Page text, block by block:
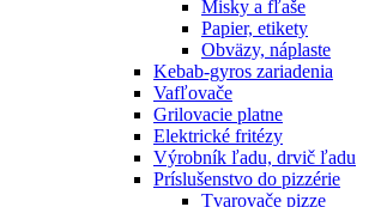
Misky a fľaše
Papier, etikety
Obväzy, náplaste
Kebab-gyros zariadenia
Vafľovače
Grilovacie platne
Elektrické fritézy
Výrobník ľadu, drvič ľadu
Príslušenstvo do pizzérie
Tvarovače pizze